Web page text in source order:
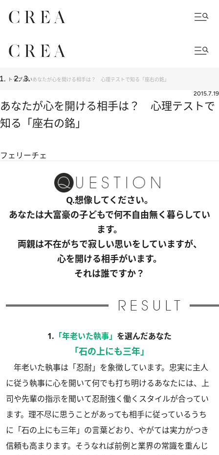
トップ占いあなたが心を開ける相手は？ 心理テストで知る「座右の銘」
2015.7.19
あなたが心を開ける相手は？ 心理テストで
知る「座右の銘」
フェリーチェ
Q.想像してください。
あなたは大富豪の子どもで何不自由無く暮らしてい
ます。
両親は不在がちで寂しい思いをしていますが、
心を開ける相手がいます。
それは誰ですか？
1. 「年老いた執事」 を選んだあなた
「石の上にも三年」
年老いた執事は「忍耐」を象徴しています。忠実に主人
に従う執事に心を開いて何でも打ち明けるあなたには、上
司や先輩の指示を聞いて忍耐強く働くスタイルが合ってい
ます。理不尽に思うことがあっても相手に従っているうち
に「石の上にも三年」の言葉どおり、やがては実力がつき
信頼も高まります。そうなれば前例と業界の常識を重んじ